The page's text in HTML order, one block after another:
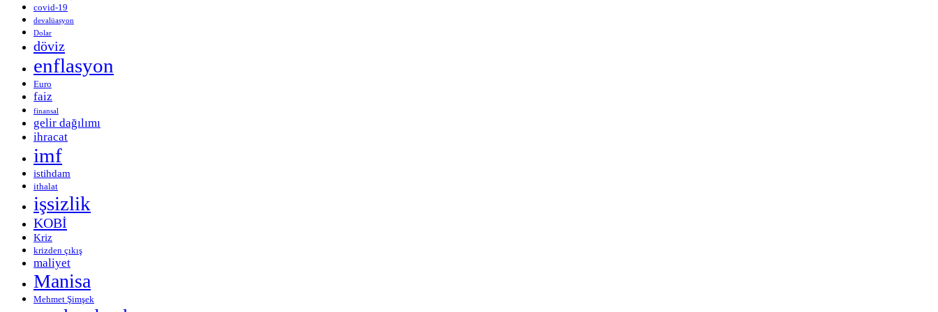
covid-19
devalüasyon
Dolar
döviz
enflasyon
Euro
faiz
finansal
gelir dağılımı
ihracat
imf
istihdam
ithalat
işsizlik
KOBİ
Kriz
krizden çıkış
maliyet
Manisa
Mehmet Şimşek